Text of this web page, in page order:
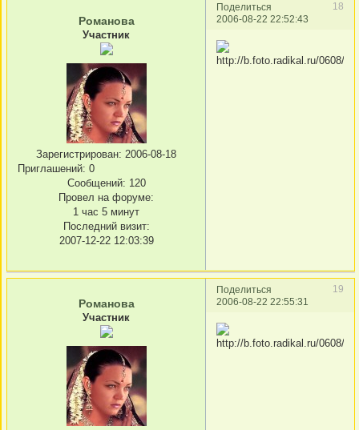
Поделиться
18
2006-08-22 22:52:43
Романова
Участник
Зарегистрирован: 2006-08-18
Приглашений: 0
Сообщений: 120
Провел на форуме:
1 час 5 минут
Последний визит:
2007-12-22 12:03:39
Поделиться
19
2006-08-22 22:55:31
Романова
Участник